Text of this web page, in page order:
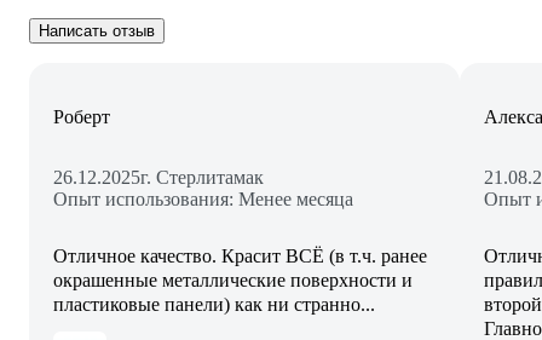
Написать отзыв
Роберт
26.12.2025г. Стерлитамак
Опыт использования: Менее месяца
Отличное качество. Красит ВСЁ (в т.ч. ранее
окрашенные металлические поверхности и
пластиковые панели) как ни странно...
Опыт